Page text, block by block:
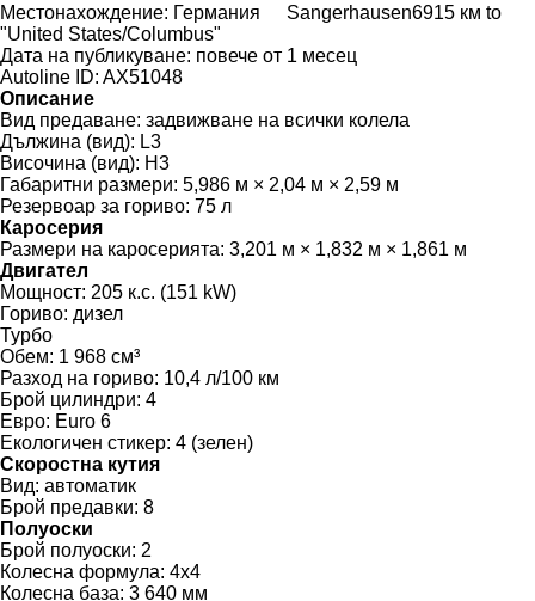
Местонахождение: Германия Sangerhausen6915 км to
"United States/Columbus"
Дата на публикуване: повече от 1 месец
Autoline ID: AX51048
Описание
Вид предаване: задвижване на всички колела
Дължина (вид): L3
Височина (вид): H3
Габаритни размери: 5,986 м × 2,04 м × 2,59 м
Резервоар за гориво: 75 л
Каросерия
Размери на каросерията: 3,201 м × 1,832 м × 1,861 м
Двигател
Мощност: 205 к.с. (151 kW)
Гориво: дизел
Турбо
Обем: 1 968 см³
Разход на гориво: 10,4 л/100 км
Брой цилиндри: 4
Евро: Euro 6
Екологичен стикер: 4 (зелен)
Скоростна кутия
Вид: автоматик
Брой предавки: 8
Полуоски
Брой полуоски: 2
Колесна формула: 4x4
Колесна база: 3 640 мм